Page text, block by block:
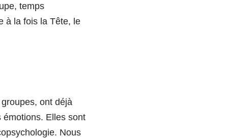
temps
à la fois la Tête, le
ont déjà
Elles sont
Nous